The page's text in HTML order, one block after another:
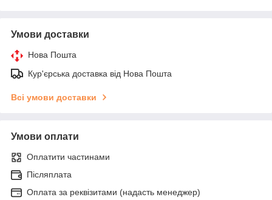
Умови доставки
Нова Пошта
Кур'єрська доставка від Нова Пошта
Всі умови доставки
Умови оплати
Оплатити частинами
Післяплата
Оплата за реквізитами (надасть менеджер)